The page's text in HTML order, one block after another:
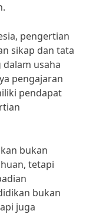
pengertian
sikap dan tata
usaha
pengajaran
pendapat
bukan
tetapi
bukan
juga